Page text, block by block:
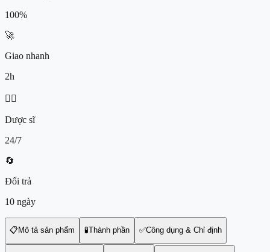
100%
🚀
Giao nhanh
2h
👨‍⚕️
Dược sĩ
24/7
🔄
Đổi trả
10 ngày
📋 Mô tả sản phẩm 🧪Thành phần ✅Công dụng & Chỉ định